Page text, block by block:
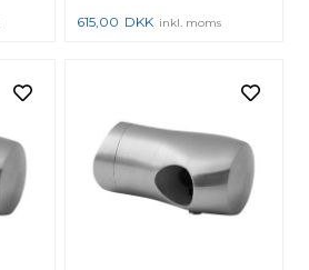
615,00 DKK inkl. moms